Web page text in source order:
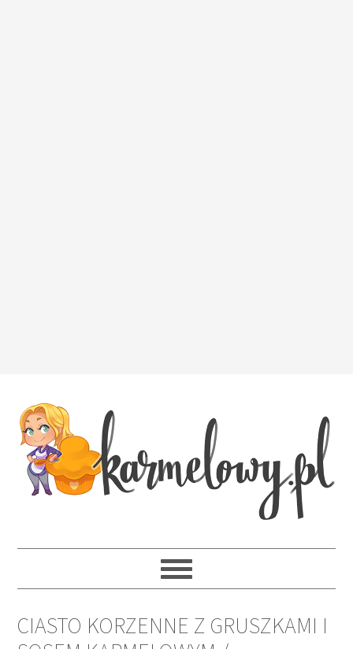
CIASTO KORZENNE Z GRUSZKAMI I